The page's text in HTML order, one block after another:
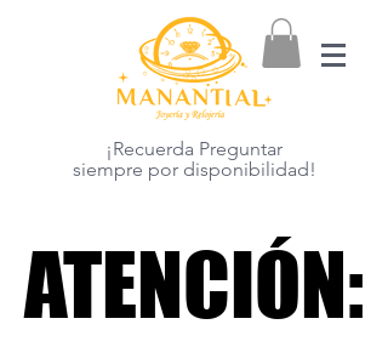
¡Recuerda Preguntar
siempre por disponibilidad!
ATENCIÓN:
ATENCIÓN: